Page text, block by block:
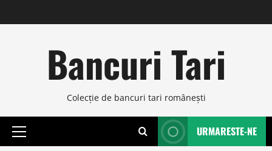
to
Bancuri Tari
Colecţie de bancuri tari româneşti
Primary
URMARESTE-NE